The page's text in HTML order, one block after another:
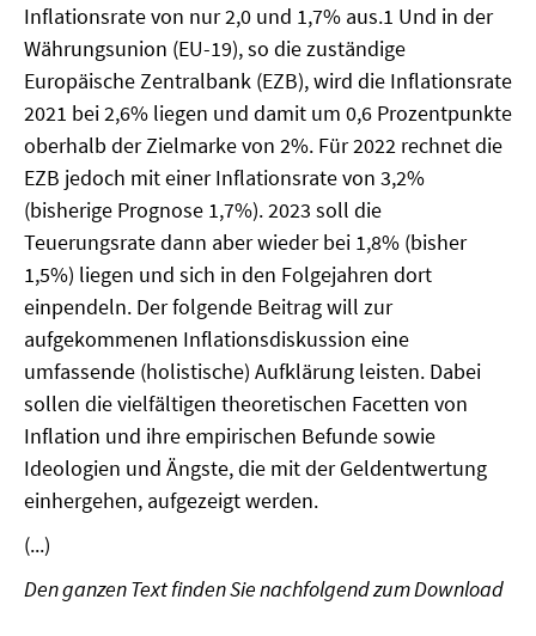
SOMMERSCHULE 2020
SOMMERSCHULE 2019
SOMMERSCHULE 2018
SOMMERSCHULE 2017
SOMMERSCHULE 2016
SOMMERSCHULE 2015
SOMMERSCHULE 2014
SOMMERSCHULE 2013
SOMMERSCHULE 2012
SOMMERSCHULE 2011
SOMMERSCHULE 2010
Inflationsrate von nur 2,0 und 1,7% aus.1 Und in der
Währungsunion (EU-19), so die zuständige
Europäische Zentralbank (EZB), wird die Inflationsrate
2021 bei 2,6% liegen und damit um 0,6 Prozentpunkte
oberhalb der Zielmarke von 2%. Für 2022 rechnet die
EZB jedoch mit einer Inflationsrate von 3,2%
(bisherige Prognose 1,7%). 2023 soll die
Teuerungsrate dann aber wieder bei 1,8% (bisher
1,5%) liegen und sich in den Folgejahren dort
einpendeln. Der folgende Beitrag will zur
aufgekommenen Inflationsdiskussion eine
umfassende (holistische) Aufklärung leisten. Dabei
sollen die vielfältigen theoretischen Facetten von
Inflation und ihre empirischen Befunde sowie
Ideologien und Ängste, die mit der Geldentwertung
einhergehen, aufgezeigt werden.
(...)
Den ganzen Text finden Sie nachfolgend zum Download